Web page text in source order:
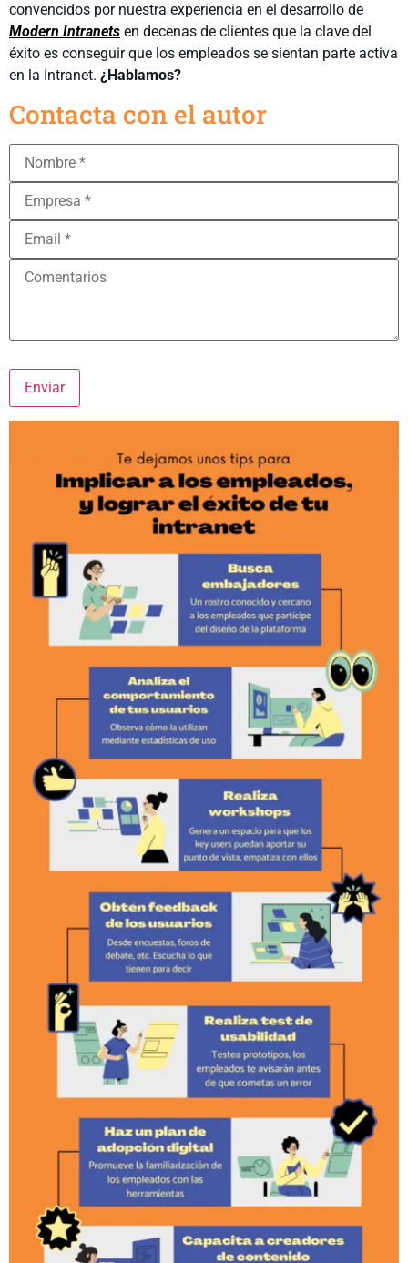
convencidos por nuestra experiencia en el desarrollo de
Modern Intranets en decenas de clientes que la clave del
éxito es conseguir que los empleados se sientan parte activa
en la Intranet. ¿Hablamos?
Contacta con el autor